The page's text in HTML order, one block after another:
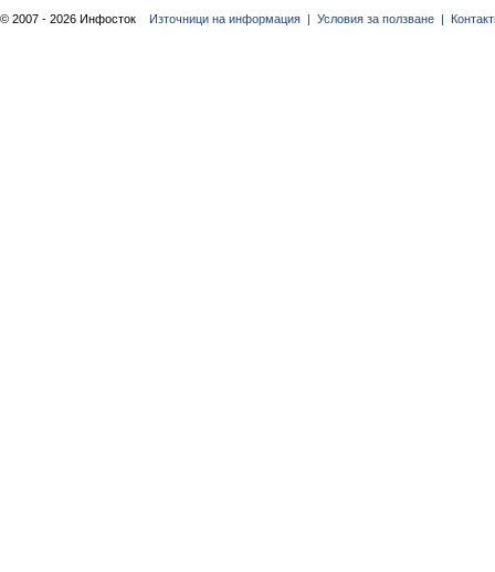
© 2007 - 2026 Инфосток Източници на информация | Условия за ползване |